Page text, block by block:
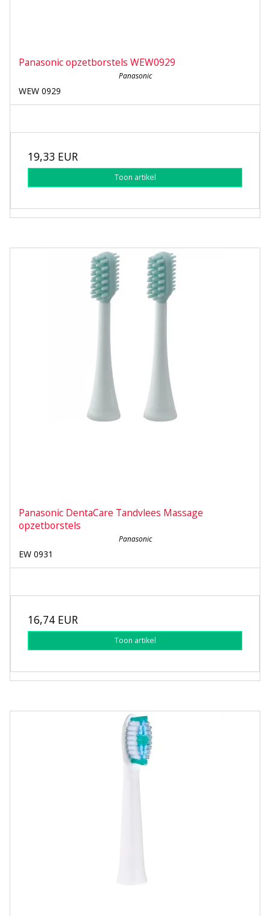
Panasonic opzetborstels WEW0929
Panasonic
WEW 0929
19,33 EUR
Toon artikel
Panasonic DentaCare Tandvlees Massage
opzetborstels
Panasonic
EW 0931
16,74 EUR
Toon artikel